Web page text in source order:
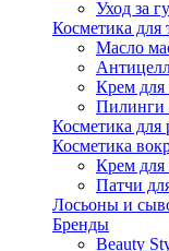
Уход за
Косметика для
Масло
Крем для
Пилинги
Косметика для
Косметика
Крем для
Патчи
Лосьоны и
Бренды
Beauty